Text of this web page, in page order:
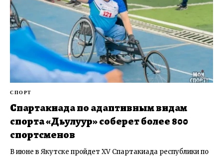
СПОРТ
Спартакиада по адаптивным видам
спорта «Дьулуур» соберет более 800
спортсменов
В июне в Якутске пройдет XV Спартакиада республики по